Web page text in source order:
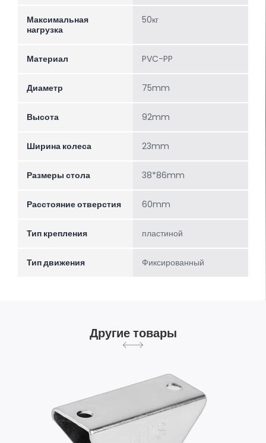
Максимальная
нагрузка
50кг
Материал PVC-PP
Диаметр 75mm
Высота 92mm
Ширина колеса 23mm
Размеры стола 38*86mm
Расстояние отверстия 60mm
Тип крепления пластиной
Тип движения Фиксированный
Другие товары